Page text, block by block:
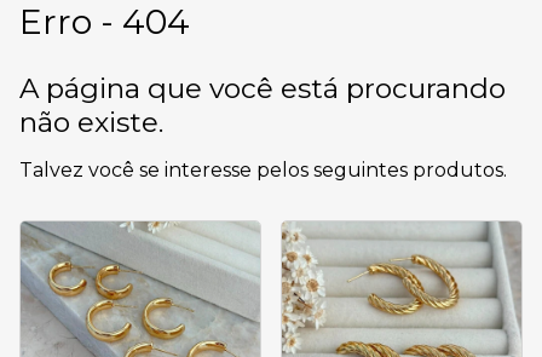
Erro - 404
A página que você está procurando
não existe.
Talvez você se interesse pelos seguintes produtos.